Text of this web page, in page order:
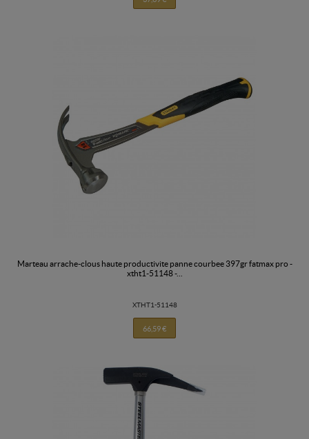
marteau arrache-clous haute productivite panne courbee 397gr fatmax pro -
xtht1-51148 -...
XTHT1-51148
66,59 €